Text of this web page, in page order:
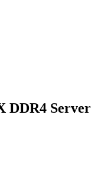
DDR4 Server